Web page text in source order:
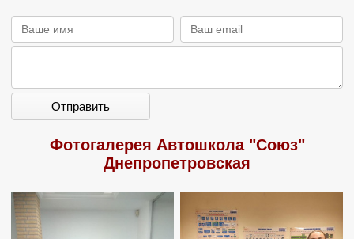
Отправить
Фотогалерея Автошкола "Союз"
Днепропетровская